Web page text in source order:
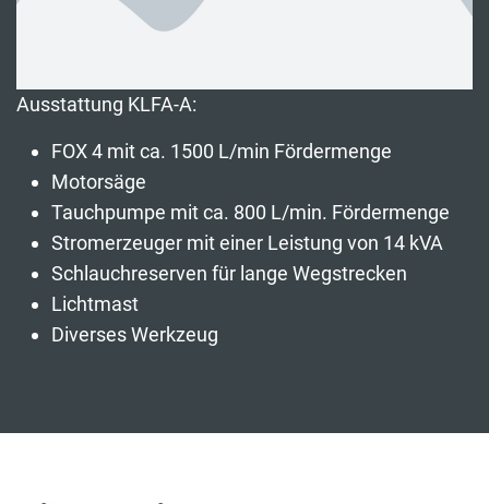
Ausstattung KLFA-A:
FOX 4 mit ca. 1500 L/min Fördermenge
Motorsäge
Tauchpumpe mit ca. 800 L/min. Fördermenge
Stromerzeuger mit einer Leistung von 14 kVA
Schlauchreserven für lange Wegstrecken
Lichtmast
Diverses Werkzeug